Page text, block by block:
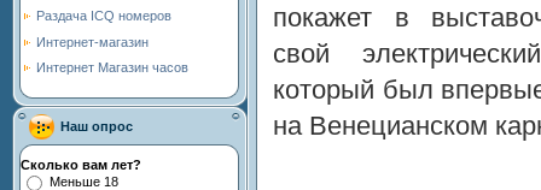
Раздача ICQ номеров
Интернет-магазин
Интернет Магазин часов
Наш опрос
Сколько вам лет?
Меньше 18
покажет в
свой
который был
на Венецианском